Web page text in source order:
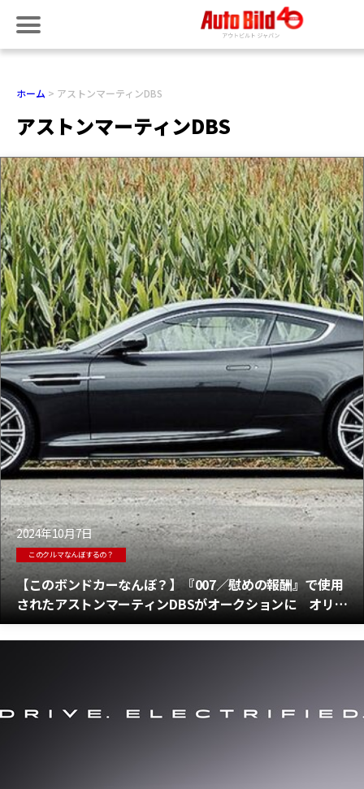
ホーム アストンマーティンDBS
アストンマーティンDBS
2024年10月7日
このクルマなんぼするの？
【このボンドカーなんぼ？】『007／慰めの報酬』で使用
されたアストンマーティンDBSがオークションに オリジ
ナルボンドカーの価格は？